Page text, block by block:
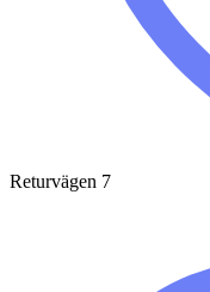
Returvägen 7